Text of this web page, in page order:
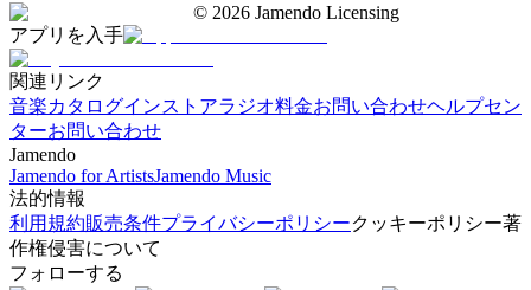
© 2026 Jamendo Licensing
アプリを入手
関連リンク
音楽カタログインストアラジオ料金お問い合わせヘルプセン
ターお問い合わせ
Jamendo
Jamendo for ArtistsJamendo Music
法的情報
利用規約販売条件プライバシーポリシークッキーポリシー著
作権侵害について
フォローする